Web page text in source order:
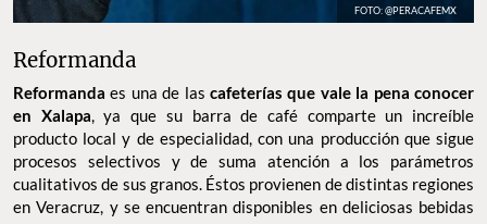
FOTO: @PERACAFEMX
Reformanda
Reformandaes una de lascafeterías que vale la pena conocer
en Xalapa, ya que su barra de café comparte un increíble
producto local y de especialidad, con una producción que sigue
procesos selectivos y de suma atención a los parámetros
cualitativos de sus granos. Éstos provienen de distintas regiones
en Veracruz, y se encuentran disponibles en deliciosas bebidas